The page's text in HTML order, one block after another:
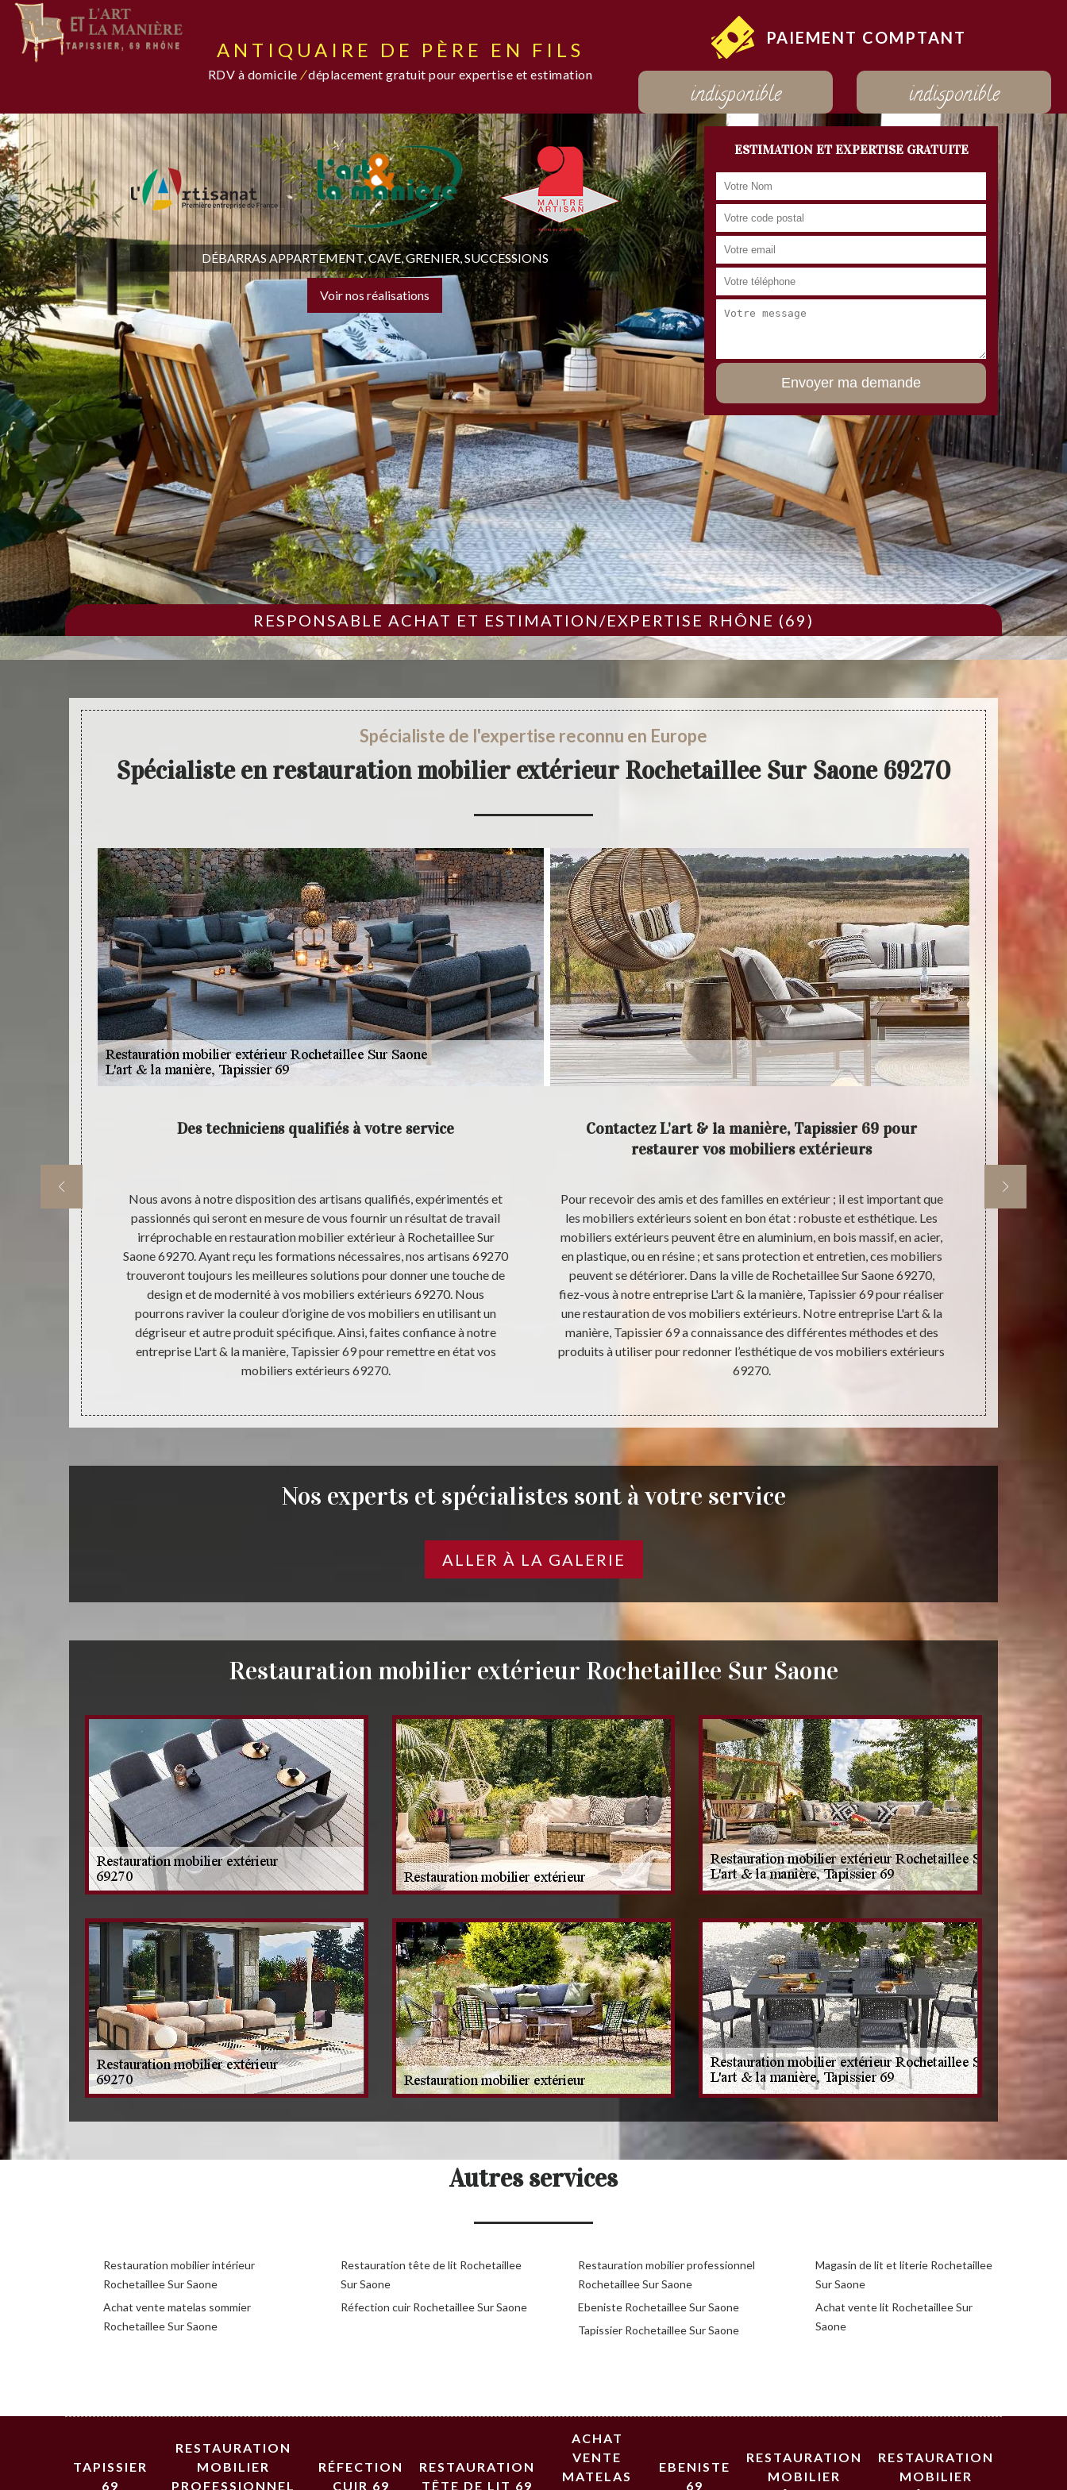
ANTIQUAIRE DE PÈRE EN FILS
RDV à domicile /déplacement gratuit pour expertise et estimation
PAIEMENT COMPTANT
indisponible indisponible
DÉBARRAS APPARTEMENT, CAVE, GRENIER, SUCCESSIONS
Voir nos réalisations
ESTIMATION ET EXPERTISE GRATUITE
RESPONSABLE ACHAT ET ESTIMATION/EXPERTISE RHÔNE (69)
Spécialiste de l'expertise reconnu en Europe
Spécialiste en restauration mobilier extérieur Rochetaillee Sur Saone 69270
Des techniciens qualifiés à votre service
Nous avons à notre disposition des artisans qualifiés, expérimentés et
passionnés qui seront en mesure de vous fournir un résultat de travail
irréprochable en restauration mobilier extérieur à Rochetaillee Sur
Saone 69270. Ayant reçu les formations nécessaires, nos artisans 69270
trouveront toujours les meilleures solutions pour donner une touche de
design et de modernité à vos mobiliers extérieurs 69270. Nous
pourrons raviver la couleur d’origine de vos mobiliers en utilisant un
dégriseur et autre produit spécifique. Ainsi, faites confiance à notre
entreprise L'art & la manière, Tapissier 69 pour remettre en état vos
mobiliers extérieurs 69270.
Contactez L'art & la manière, Tapissier 69 pour
restaurer vos mobiliers extérieurs
Pour recevoir des amis et des familles en extérieur ; il est important que
les mobiliers extérieurs soient en bon état : robuste et esthétique. Les
mobiliers extérieurs peuvent être en aluminium, en bois massif, en acier,
en plastique, ou en résine ; et sans protection et entretien, ces mobiliers
peuvent se détériorer. Dans la ville de Rochetaillee Sur Saone 69270,
fiez-vous à notre entreprise L'art & la manière, Tapissier 69 pour réaliser
une restauration de vos mobiliers extérieurs. Notre entreprise L'art & la
manière, Tapissier 69 a connaissance des différentes méthodes et des
produits à utiliser pour redonner l’esthétique de vos mobiliers extérieurs
69270.
Nos experts et spécialistes sont à votre service
ALLER À LA GALERIE
Restauration mobilier extérieur Rochetaillee Sur Saone
Autres services
Restauration mobilier intérieur
Rochetaillee Sur Saone
Achat vente matelas sommier
Rochetaillee Sur Saone
Restauration tête de lit Rochetaillee
Sur Saone
Réfection cuir Rochetaillee Sur Saone
Restauration mobilier professionnel
Rochetaillee Sur Saone
Ebeniste Rochetaillee Sur Saone
Tapissier Rochetaillee Sur Saone
Magasin de lit et literie Rochetaillee
Sur Saone
Achat vente lit Rochetaillee Sur
Saone
TAPISSIER
69
RESTAURATION
MOBILIER
PROFESSIONNEL
RÉFECTION
CUIR 69
RESTAURATION
TÊTE DE LIT 69
ACHAT
VENTE
MATELAS
EBENISTE
69
RESTAURATION
MOBILIER
RESTAURATION
MOBILIER